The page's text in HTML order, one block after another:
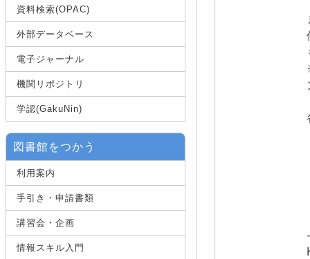
資料検索(OPAC)
外部データベース
電子ジャーナル
機関リポジトリ
学認(GakuNin)
図書館をつかう
利用案内
手引き・申請書類
講習会・企画
情報スキル入門